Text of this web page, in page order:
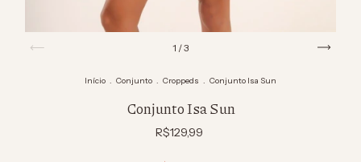
1 /3
Início . Conjunto . Croppeds . Conjunto Isa Sun
Conjunto Isa Sun
R$129,99